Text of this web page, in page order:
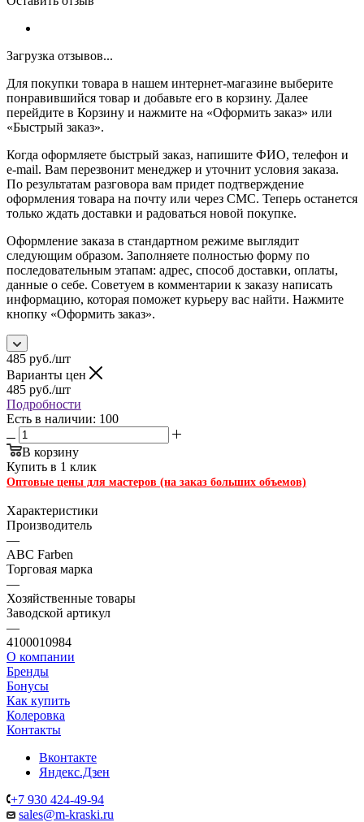
Загрузка отзывов...
Для покупки товара в нашем интернет-магазине выберите
понравившийся товар и добавьте его в корзину. Далее
перейдите в Корзину и нажмите на «Оформить заказ» или
«Быстрый заказ».
Когда оформляете быстрый заказ, напишите ФИО, телефон и
e-mail. Вам перезвонит менеджер и уточнит условия заказа.
По результатам разговора вам придет подтверждение
оформления товара на почту или через СМС. Теперь останется
только ждать доставки и радоваться новой покупке.
Оформление заказа в стандартном режиме выглядит
следующим образом. Заполняете полностью форму по
последовательным этапам: адрес, способ доставки, оплаты,
данные о себе. Советуем в комментарии к заказу написать
информацию, которая поможет курьеру вас найти. Нажмите
кнопку «Оформить заказ».
485 руб./шт
Варианты цен
485 руб./шт
Подробности
Есть в наличии: 100
В корзину
Купить в 1 клик
Оптовые цены для мастеров (на заказ больших объемов)
Характеристики
Производитель
—
ABC Farben
Торговая марка
—
Хозяйственные товары
Заводской артикул
—
4100010984
О компании
Бренды
Бонусы
Как купить
Колеровка
Контакты
Вконтакте
Яндекс.Дзен
+7 930 424-49-94
sales@m-kraski.ru